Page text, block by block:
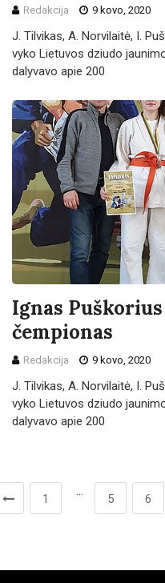
Redakcija 9 kovo, 2020
J. Tilvikas, A. Norvilaitė, I.
vyko Lietuvos dziudo
dalyvavo apie 200
Ignas
čempionas
Redakcija 9 kovo, 2020
J. Tilvikas, A. Norvilaitė, I.
vyko Lietuvos dziudo
dalyvavo apie 200
1
…
5 6